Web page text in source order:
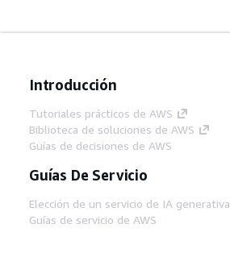
Introducción
Tutoriales prácticos de AWS
Biblioteca de soluciones de AWS
Guías de decisiones de AWS
Guías De Servicio
Elección de un servicio de IA generativa
Guías de servicio de AWS